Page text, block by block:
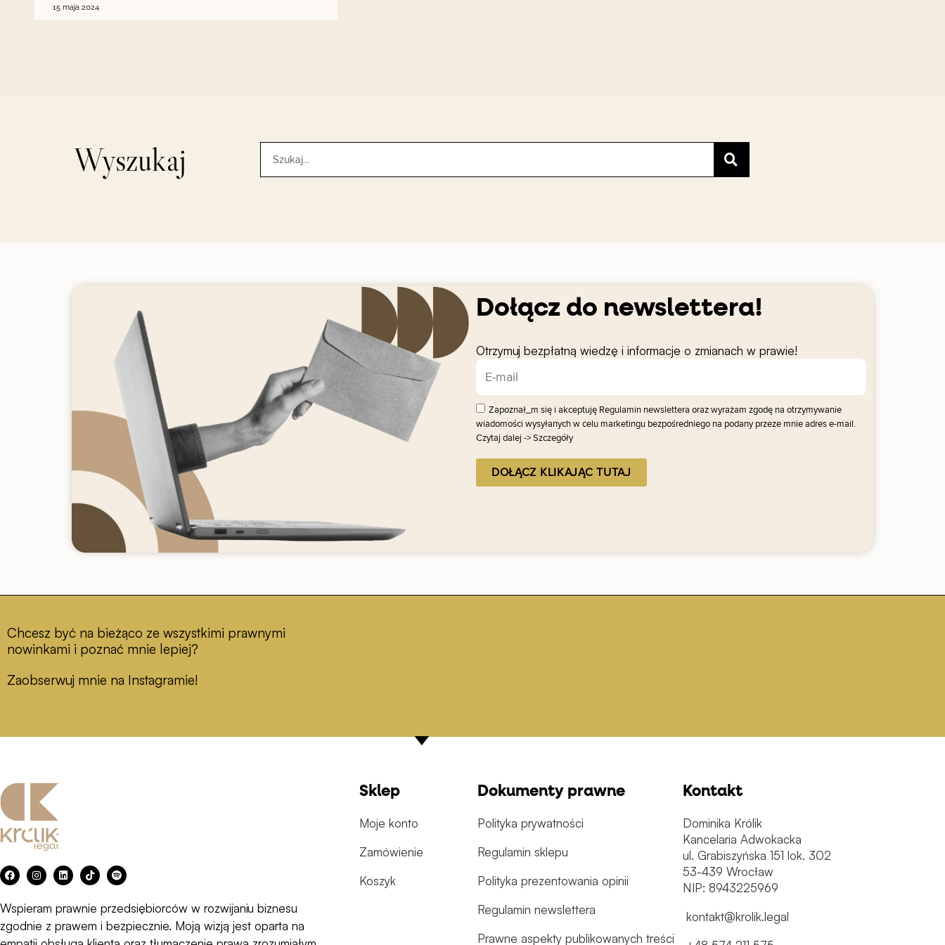
15 maja 2024
Wyszukaj
Dołącz do newslettera!
Otrzymuj bezpłatną wiedzę i informacje o zmianach w prawie!
Zapoznał_m się i akceptuję Regulamin newslettera oraz wyrażam zgodę na otrzymywanie
wiadomości wysyłanych w celu marketingu bezpośredniego na podany przeze mnie adres e-mail.
Czytaj dalej -> Szczegóły
DOŁĄCZ KLIKAJĄC TUTAJ
Chcesz być na bieżąco ze wszystkimi prawnymi
nowinkami i poznać mnie lepiej?
Zaobserwuj mnie na Instagramie!
F
a
c
b
o
I
n
s
a
r
a
L
i
n
e
i
n
T
i
k
o
S
p
o
i
y
Wspieram prawnie przedsiębiorców w rozwijaniu biznesu
zgodnie z prawem i bezpiecznie. Moją wizją jest oparta na
Sklep
Moje konto
Zamówienie
Koszyk
Dokumenty prawne
Polityka prywatności
Regulamin sklepu
Polityka prezentowania opinii
Regulamin newslettera
Prawne aspekty publikowanych treści
Kontakt
Dominika Królik
Kancelaria Adwokacka
ul. Grabiszyńska 151 lok. 302
53-439 Wrocław
NIP: 8943225969
kontakt@krolik.legal